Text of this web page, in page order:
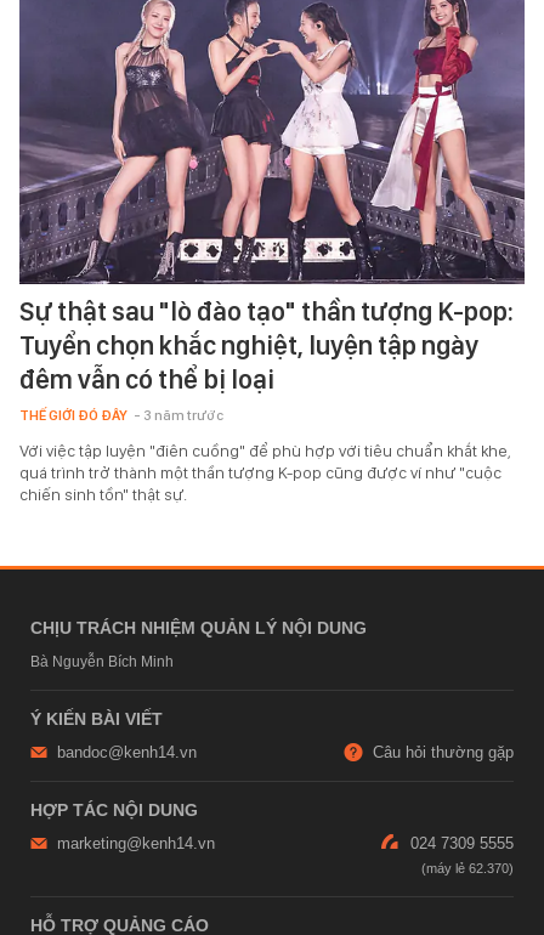
Sự thật sau "lò đào tạo" thần tượng K-pop:
Tuyển chọn khắc nghiệt, luyện tập ngày
đêm vẫn có thể bị loại
THẾ GIỚI ĐÓ ĐÂY - 3 năm trước
Với việc tập luyện "điên cuồng" để phù hợp với tiêu chuẩn khắt khe,
quá trình trở thành một thần tượng K-pop cũng được ví như "cuộc
chiến sinh tồn" thật sự.
CHỊU TRÁCH NHIỆM QUẢN LÝ NỘI DUNG
Bà Nguyễn Bích Minh
Ý KIẾN BÀI VIẾT
bandoc@kenh14.vn Câu hỏi thường gặp
HỢP TÁC NỘI DUNG
marketing@kenh14.vn 024 7309 5555
HỖ TRỢ QUẢNG CÁO